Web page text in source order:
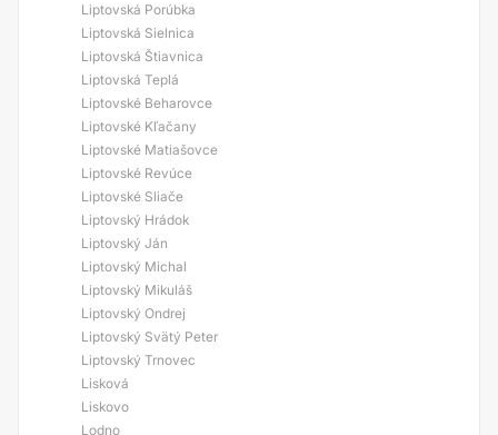
Liptovská Porúbka
Liptovská Sielnica
Liptovská Štiavnica
Liptovská Teplá
Liptovské Beharovce
Liptovské Kľačany
Liptovské Matiašovce
Liptovské Revúce
Liptovské Sliače
Liptovský Hrádok
Liptovský Ján
Liptovský Michal
Liptovský Mikuláš
Liptovský Ondrej
Liptovský Svätý Peter
Liptovský Trnovec
Lisková
Liskovo
Lodno